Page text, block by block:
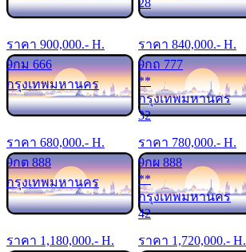
ราคา 900,000.- H. ราคา 840,000.- H.
9กม 666
กรุงเทพมหานคร
ราคา 680,000.- H.
9กถ 777
**
กรุงเทพมหานคร
32
ราคา 780,000.- H.
9กต 888
กรุงเทพมหานคร
ราคา 1,180,000.- H.
9กผ 888
**
กรุงเทพมหานคร
42
ราคา 1,720,000.- H.